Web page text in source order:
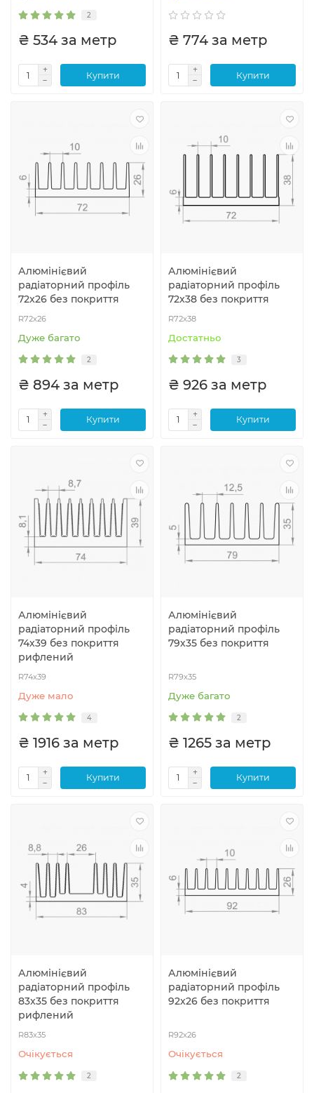
2
₴ 534 за метр
Купити
₴ 774 за метр
Купити
Алюмінієвий
радіаторний профіль
72x26 без покриття
R72x26
Дуже багато
2
₴ 894 за метр
Купити
Алюмінієвий
радіаторний профіль
72x38 без покриття
R72x38
Достатньо
3
₴ 926 за метр
Купити
Алюмінієвий
радіаторний профіль
74х39 без покриття
рифлений
R74x39
Дуже мало
4
₴ 1916 за метр
Купити
Алюмінієвий
радіаторний профіль
79х35 без покриття
R79x35
Дуже багато
2
₴ 1265 за метр
Купити
Алюмінієвий
радіаторний профіль
83x35 без покриття
рифлений
R83x35
Очiкується
2
Алюмінієвий
радіаторний профіль
92x26 без покриття
R92x26
Очiкується
2